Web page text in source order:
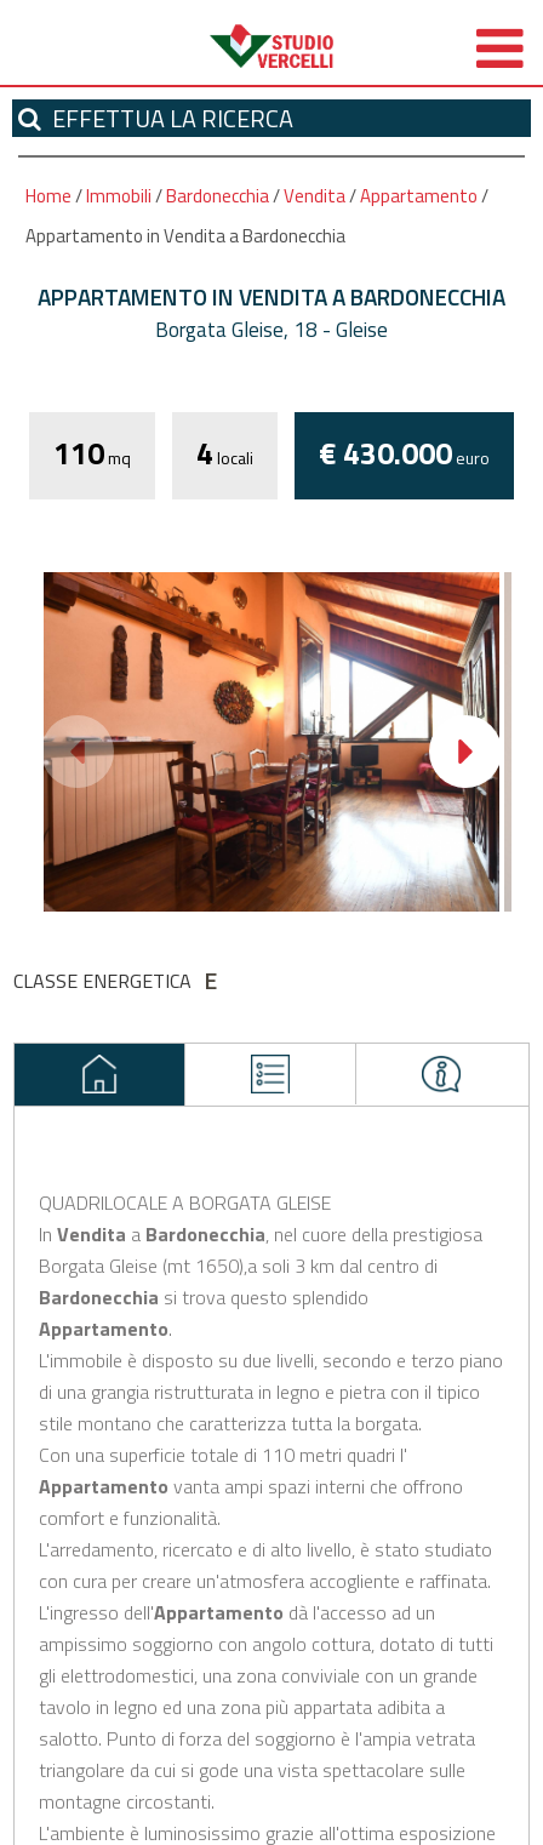
EFFETTUALA RICERCA
Home/Immobili/Bardonecchia/Vendita/Appartamento/
Appartamento in Vendita a Bardonecchia
APPARTAMENTO IN VENDITA A BARDONECCHIA
Borgata Gleise, 18 - Gleise
110mq 4locali € 430.000euro
CLASSE ENERGETICA E
QUADRILOCALE A BORGATA GLEISE
InVendita a Bardonecchia, nel cuore della prestigiosa
Borgata Gleise (mt 1650),a soli 3 km dal centro di
Bardonecchia si trova questo splendido
Appartamento.
L'immobile è disposto su due livelli, secondo e terzo piano
di una grangia ristrutturata in legno e pietra con il tipico
stile montano che caratterizza tutta la borgata.
Con una superficie totale di 110 metri quadri l'
Appartamento vanta ampi spazi interni che offrono
comfort e funzionalità.
L'arredamento, ricercato e di alto livello, è stato studiato
con cura per creare un'atmosfera accogliente e raffinata.
L'ingresso dell'Appartamento dà l'accesso ad un
ampissimo soggiorno con angolo cottura, dotato di tutti
gli elettrodomestici, una zona conviviale con un grande
tavolo in legno ed una zona più appartata adibita a
salotto. Punto di forza del soggiorno è l'ampia vetrata
triangolare da cui si gode una vista spettacolare sulle
montagne circostanti.
L'ambiente è luminosissimo grazie all'ottima esposizione
confermo di aver preso visione dell'informativa.
I campi contrassegnati con * sono obbligatori!